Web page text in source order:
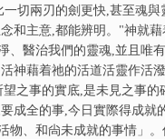
切兩刃的劍更快,甚至魂與
和主意,都能辨明。"神就
、醫治我們的靈魂,並且唯
神藉着祂的活道活靈作活潑
望之事的實底,是未見之事的
成全的事,今日實際得成就
物、和尙未成就的事情」